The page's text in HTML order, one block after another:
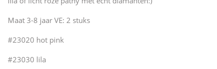
Maat 3-8 jaar VE: 2 stuks
#23020 hot pink
#23030 lila